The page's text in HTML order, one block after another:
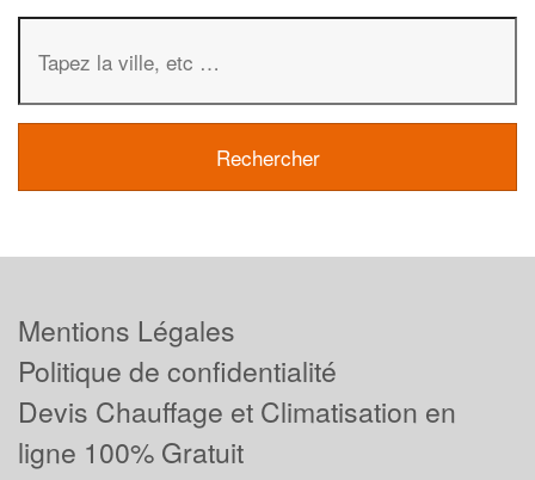
Mentions Légales
Politique de confidentialité
Devis Chauffage et Climatisation en
ligne 100% Gratuit